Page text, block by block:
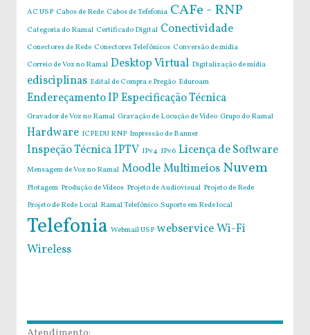
AC USP Cabos de Rede Cabos de Tefefonia CAFe - RNP
Categoria do Ramal Certificado Digital Conectividade
Conectores de Rede Conectores Telefônicos Conversão de mídia
Correio de Voz no Ramal Desktop Virtual Digitalização de mídia
edisciplinas Edital de Compra e Pregão Eduroam
Endereçamento IPEspecificação Técnica
Gravador de Voz no Ramal Gravação de Locução de Vídeo Grupo do Ramal
Hardware ICPEDU RNP Impressão de Banner
Inspeção TécnicaIPTV IPv4 IPv6 Licença de Software
Mensagem de Voz no Ramal MoodleMultimeios Nuvem
Plotagem Produção de Vídeos Projeto de Audiovisual Projeto de Rede
Projeto de Rede Local Ramal Telefônico Suporte em Rede local
Telefonia Webmail USP webserviceWi-Fi
Wireless